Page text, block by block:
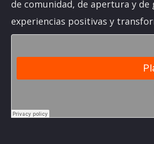
de comunidad, de apertura y de
experiencias positivas y